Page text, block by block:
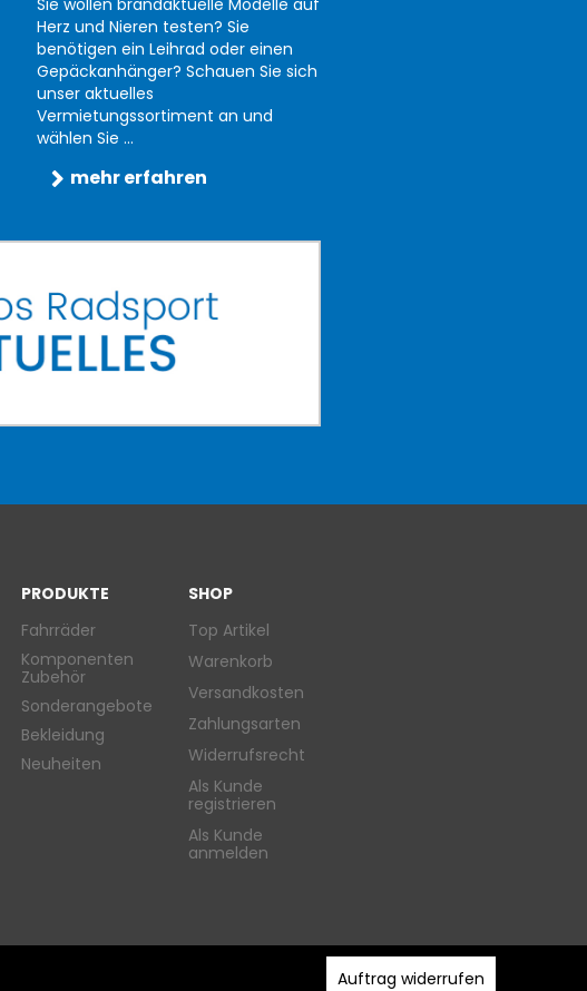
Herz und Nieren testen? Sie
benötigen ein Leihrad oder einen
Gepäckanhänger? Schauen Sie sich
unser aktuelles
Vermietungssortiment an und
wählen Sie ...
mehr erfahren
PRODUKTE
Fahrräder
Komponenten
Zubehör
Sonderangebote
Bekleidung
Neuheiten
SHOP
Top Artikel
Warenkorb
Versandkosten
Zahlungsarten
Widerrufsrecht
Als Kunde
registrieren
Als Kunde
anmelden
Auftrag widerrufen